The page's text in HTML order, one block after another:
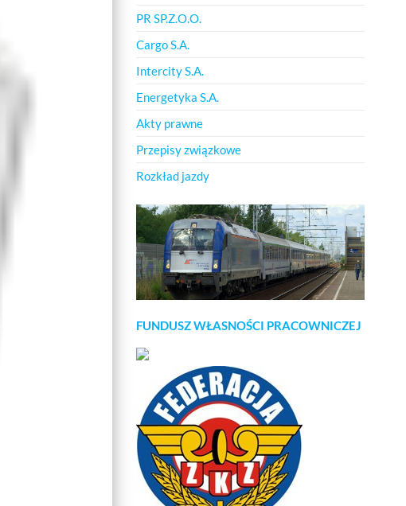
PR SP.Z.O.O.
Cargo S.A.
Intercity S.A.
Energetyka S.A.
Akty prawne
Przepisy związkowe
Rozkład jazdy
FUNDUSZ WŁASNOŚCI PRACOWNICZEJ